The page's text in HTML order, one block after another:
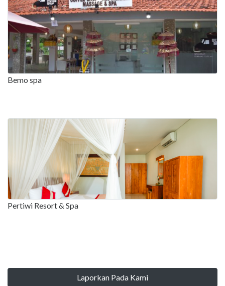
Bemo spa
Pertiwi Resort & Spa
Laporkan Pada Kami